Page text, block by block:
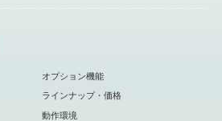
オプション機能
ラインナップ・価格
動作環境